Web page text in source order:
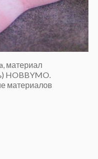
материал
HOBBYMO.
материалов